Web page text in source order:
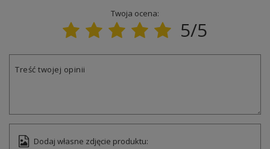
Twoja ocena:
5/5
Treść twojej opinii
Dodaj własne zdjęcie produktu: